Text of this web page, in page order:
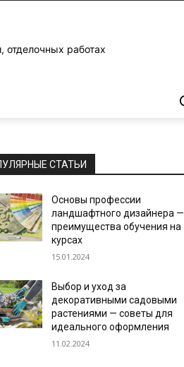
отделочных работах
СТАТЬИ
Основы профессии
ландшафтного дизайнера —
преимущества обучения на
курсах
15.01.2024
Выбор и уход за
декоративными садовыми
растениями — советы для
идеального оформления
11.02.2024